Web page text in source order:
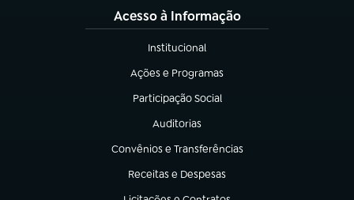
Acesso à Informação
Institucional
(abre em nova aba)
Ações e Programas
(abre em nova aba)
Participação Social
(abre em nova aba)
Auditorias
(abre em nova aba)
Convênios e Transferências
(abre em nova aba)
Receitas e Despesas
(abre em nova aba)